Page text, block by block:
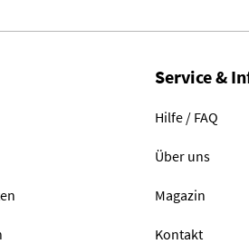
Service &
Hilfe / FAQ
Über uns
Magazin
Kontakt